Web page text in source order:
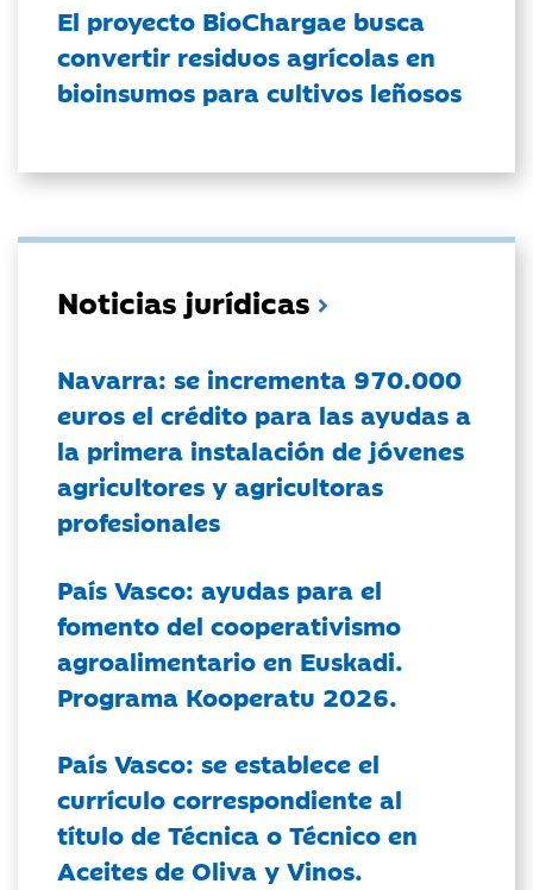
El proyecto BioChargae busca
convertir residuos agrícolas en
bioinsumos para cultivos leñosos
Noticias jurídicas
Navarra: se incrementa 970.000
euros el crédito para las ayudas a
la primera instalación de jóvenes
agricultores y agricultoras
profesionales
País Vasco: ayudas para el
fomento del cooperativismo
agroalimentario en Euskadi.
Programa Kooperatu 2026.
País Vasco: se establece el
currículo correspondiente al
título de Técnica o Técnico en
Aceites de Oliva y Vinos.